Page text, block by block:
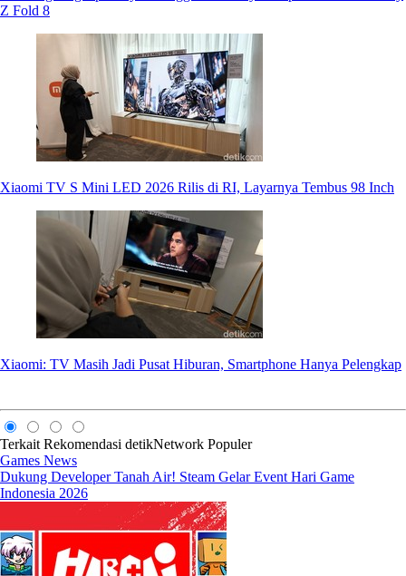
Z Fold 8
Xiaomi TV S Mini LED 2026 Rilis di RI, Layarnya Tembus 98 Inch
Xiaomi: TV Masih Jadi Pusat Hiburan, Smartphone Hanya Pelengkap
Terkait Rekomendasi detikNetwork Populer
Games News
Dukung Developer Tanah Air! Steam Gelar Event Hari Game
Indonesia 2026